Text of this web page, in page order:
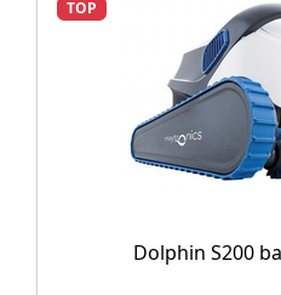
TOP
Dolphin S200